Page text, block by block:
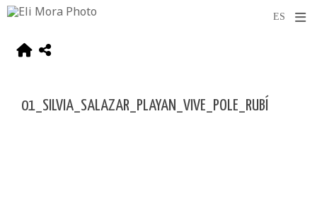
01_SILVIA_SALAZAR_PLAYAN_VIVE_POLE_RUBÍ